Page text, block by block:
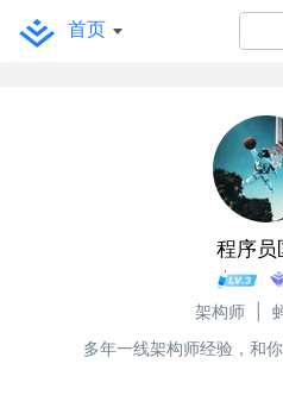
首页
程序员
架构师
多年一线架构师经验，和